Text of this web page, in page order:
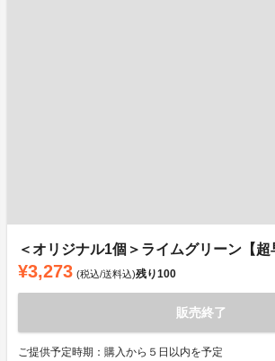
＜オリジナル1個＞ライムグリーン【超
¥3,273 (税込/送料込)残り100
販売終了
ご提供予定時期：購入から５日以内を予定